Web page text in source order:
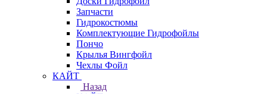
Запчасти
Гидрокостюмы
Комплектующие Гидрофойлы
Пончо
Крылья Вингфойл
Чехлы Фойл
КАЙТ
Назад